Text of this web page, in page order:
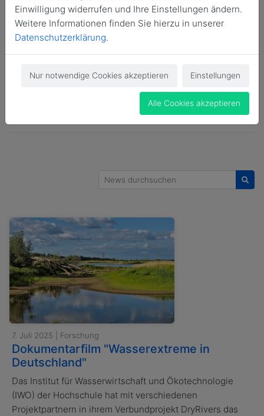
Arbeitsmarkt & Unternehmenskooperationen
Campusevents
Studium & Lehre
Weiterbildungen & Tagungen
News durchsuchen
7. Juli 2025 | Forschung
Dokumentarfilm "Wasserextreme in
Deutschland"
Das Institut für Wasserwirtschaft und Ökotechnologie
(IWO) der Hochschule hat mit verschiedenen
Projektpartnern in ihrem Verbundprojekt DryRivers das
Einwilligung widerrufen und Ihre Einstellungen ändern.
Weitere Informationen finden Sie hierzu in unserer
Datenschutzerklärung.
Nur notwendige Cookies akzeptieren Einstellungen
Alle Cookies akzeptieren